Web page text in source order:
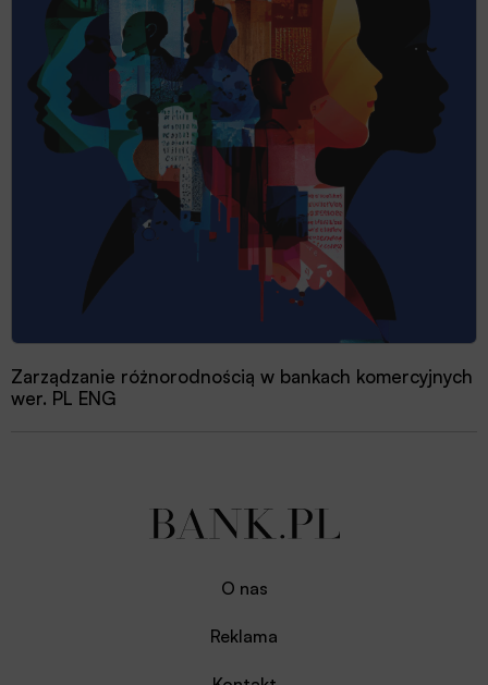
Zarządzanie różnorodnością w bankach komercyjnych
wer. PL ENG
O nas
Reklama